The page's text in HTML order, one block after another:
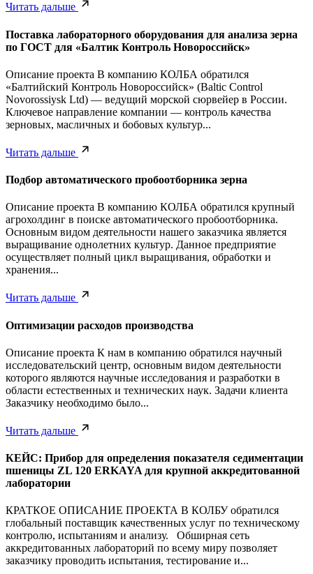
Читать дальше
Поставка лабораторного оборудования для анализа зерна
по ГОСТ для «Балтик Контроль Новороссийск»
Описание проекта В компанию КОЛБА обратился
«Балтийский Контроль Новороссийск» (Baltic Control
Novorossiysk Ltd) — ведущий морской сюрвейер в России.
Ключевое направление компании — контроль качества
зерновых, масличных и бобовых культур...
Читать дальше
Подбор автоматического пробоотборника зерна
Описание проекта В компанию КОЛБА обратился крупный
агрохолдинг в поиске автоматического пробоотборника.
Основным видом деятельности нашего заказчика является
выращивание однолетних культур. Данное предприятие
осуществляет полный цикл выращивания, обработки и
хранения...
Читать дальше
Оптимизации расходов производства
Описание проекта К нам в компанию обратился научный
исследовательский центр, основным видом деятельности
которого являются научные исследования и разработки в
области естественных и технических наук. Задачи клиента
Заказчику необходимо было...
Читать дальше
КЕЙС: Прибор для определения показателя седиментации
пшеницы ZL 120 ERKAYA для крупной аккредитованной
лаборатории
КРАТКОЕ ОПИСАНИЕ ПРОЕКТА В КОЛБУ обратился
глобальный поставщик качественных услуг по техническому
контролю, испытаниям и анализу. Обширная сеть
аккредитованных лабораторий по всему миру позволяет
заказчику проводить испытания, тестирование и...